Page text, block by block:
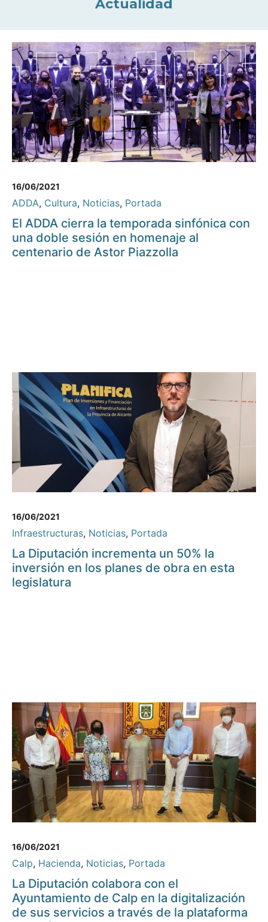
Actualidad
16/06/2021
ADDA, Cultura, Noticias, Portada
El ADDA cierra la temporada sinfónica con
una doble sesión en homenaje al
centenario de Astor Piazzolla
16/06/2021
Infraestructuras, Noticias, Portada
La Diputación incrementa un 50% la
inversión en los planes de obra en esta
legislatura
16/06/2021
Calp, Hacienda, Noticias, Portada
La Diputación colabora con el
Ayuntamiento de Calp en la digitalización
de sus servicios a través de la plataforma